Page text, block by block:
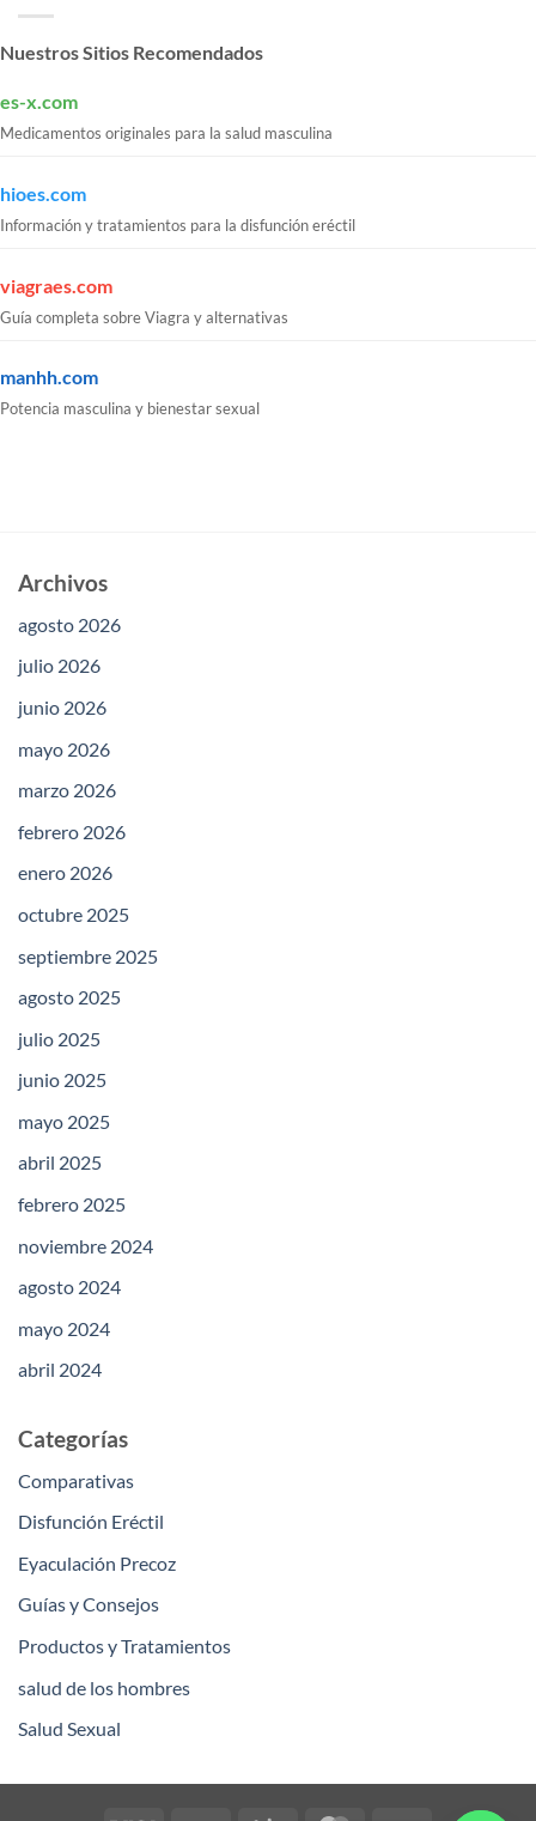
Nuestros Sitios Recomendados
es-x.com
Medicamentos originales para la salud masculina
hioes.com
Información y tratamientos para la disfunción eréctil
viagraes.com
Guía completa sobre Viagra y alternativas
manhh.com
Potencia masculina y bienestar sexual
Archivos
agosto 2026
julio 2026
junio 2026
mayo 2026
marzo 2026
febrero 2026
enero 2026
octubre 2025
septiembre 2025
agosto 2025
julio 2025
junio 2025
mayo 2025
abril 2025
febrero 2025
noviembre 2024
agosto 2024
mayo 2024
abril 2024
Categorías
Comparativas
Disfunción Eréctil
Eyaculación Precoz
Guías y Consejos
Productos y Tratamientos
salud de los hombres
Salud Sexual